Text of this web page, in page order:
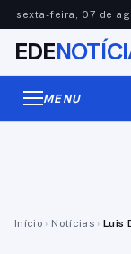
sexta-feira, 07 de
EDE
MENU
Início › Notícias › Luis